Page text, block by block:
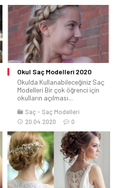
Okul Saç Modelleri 2020
Okulda Kullanabileceğiniz Saç
Modelleri Bir çok öğrenci için
okulların açılması...
Saç
Saç Modelleri
20.04.2020
0